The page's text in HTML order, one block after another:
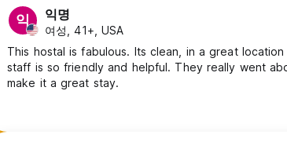
익 익명
여성, 41+, USA
This hostal is fabulous. Its clean, in a great
staff is so friendly and helpful. They really went
make it a great stay.